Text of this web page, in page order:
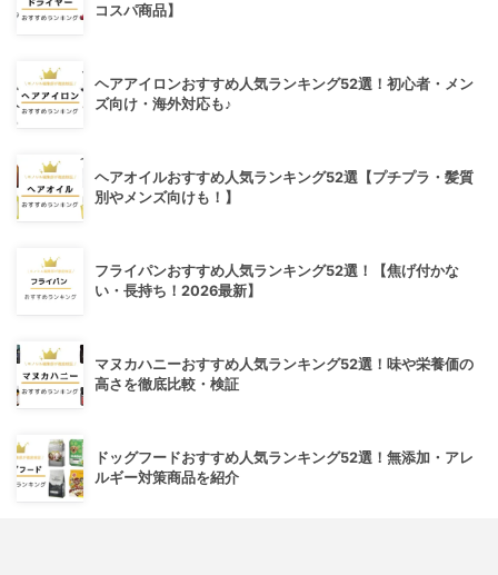
コスパ商品】
ヘアアイロンおすすめ人気ランキング52選！初心者・メン
ズ向け・海外対応も♪
ヘアオイルおすすめ人気ランキング52選【プチプラ・髪質
別やメンズ向けも！】
フライパンおすすめ人気ランキング52選！【焦げ付かな
い・長持ち！2026最新】
マヌカハニーおすすめ人気ランキング52選！味や栄養価の
高さを徹底比較・検証
ドッグフードおすすめ人気ランキング52選！無添加・アレ
ルギー対策商品を紹介